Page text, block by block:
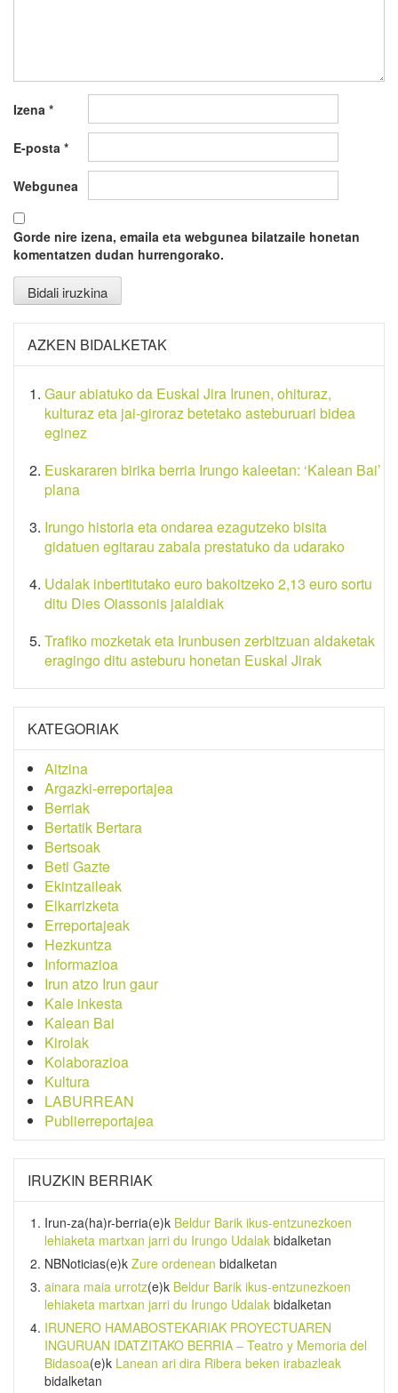
Izena *
E-posta *
Webgunea
Gorde nire izena, emaila eta webgunea bilatzaile honetan
komentatzen dudan hurrengorako.
AZKEN BIDALKETAK
Gaur abiatuko da Euskal Jira Irunen, ohituraz,
kulturaz eta jai-giroraz betetako asteburuari bidea
eginez
Euskararen birika berria Irungo kaleetan: ‘Kalean Bai’
plana
Irungo historia eta ondarea ezagutzeko bisita
gidatuen egitarau zabala prestatuko da udarako
Udalak inbertitutako euro bakoitzeko 2,13 euro sortu
ditu Dies Oiassonis jaialdiak
Trafiko mozketak eta Irunbusen zerbitzuan aldaketak
eragingo ditu asteburu honetan Euskal Jirak
KATEGORIAK
Aitzina
Argazki-erreportajea
Berriak
Bertatik Bertara
Bertsoak
Beti Gazte
Ekintzaileak
Elkarrizketa
Erreportajeak
Hezkuntza
Informazioa
Irun atzo Irun gaur
Kale inkesta
Kalean Bai
Kirolak
Kolaborazioa
Kultura
LABURREAN
Publierreportajea
IRUZKIN BERRIAK
Irun-za(ha)r-berria(e)k Beldur Barik ikus-entzunezkoen
lehiaketa martxan jarri du Irungo Udalak bidalketan
NBNoticias(e)k Zure ordenean bidalketan
ainara maia urrotz(e)k Beldur Barik ikus-entzunezkoen
lehiaketa martxan jarri du Irungo Udalak bidalketan
IRUNERO HAMABOSTEKARIAK PROYECTUAREN
INGURUAN IDATZITAKO BERRIA – Teatro y Memoria del
Bidasoa(e)k Lanean ari dira Ribera beken irabazleak
bidalketan